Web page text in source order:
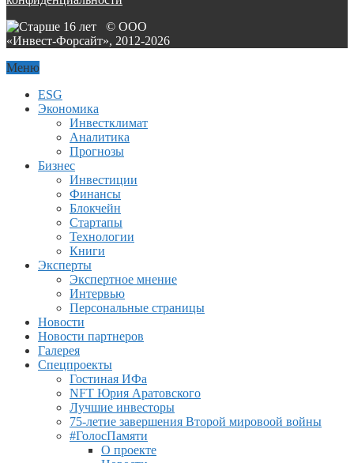
© ООО
«Инвест-Форсайт», 2012-2026
Меню
ESG
Экономика
Инвестклимат
Аналитика
Прогнозы
Бизнес
Инвестиции
Финансы
Блокчейн
Стартапы
Технологии
Книги
Эксперты
Экспертное мнение
Интервью
Персональные страницы
Новости
Новости партнеров
Галерея
Спецпроекты
Гостиная ИФа
NFT Юрия Аратовского
Лучшие инвесторы
75-летие завершения Второй мировоой войны
#ГолосПамяти
О проекте